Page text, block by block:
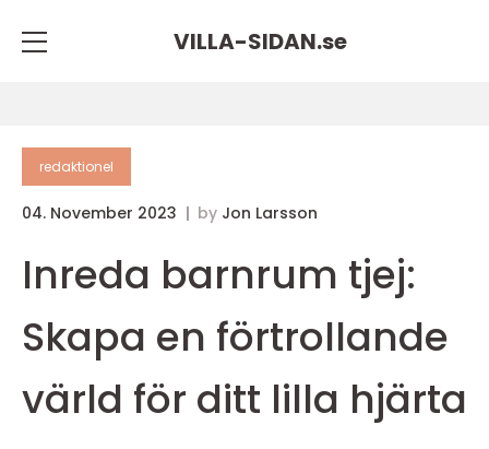
VILLA-SIDAN.se
redaktionel
04. November 2023 by Jon Larsson
Inreda barnrum tjej:
Skapa en förtrollande
värld för ditt lilla hjärta